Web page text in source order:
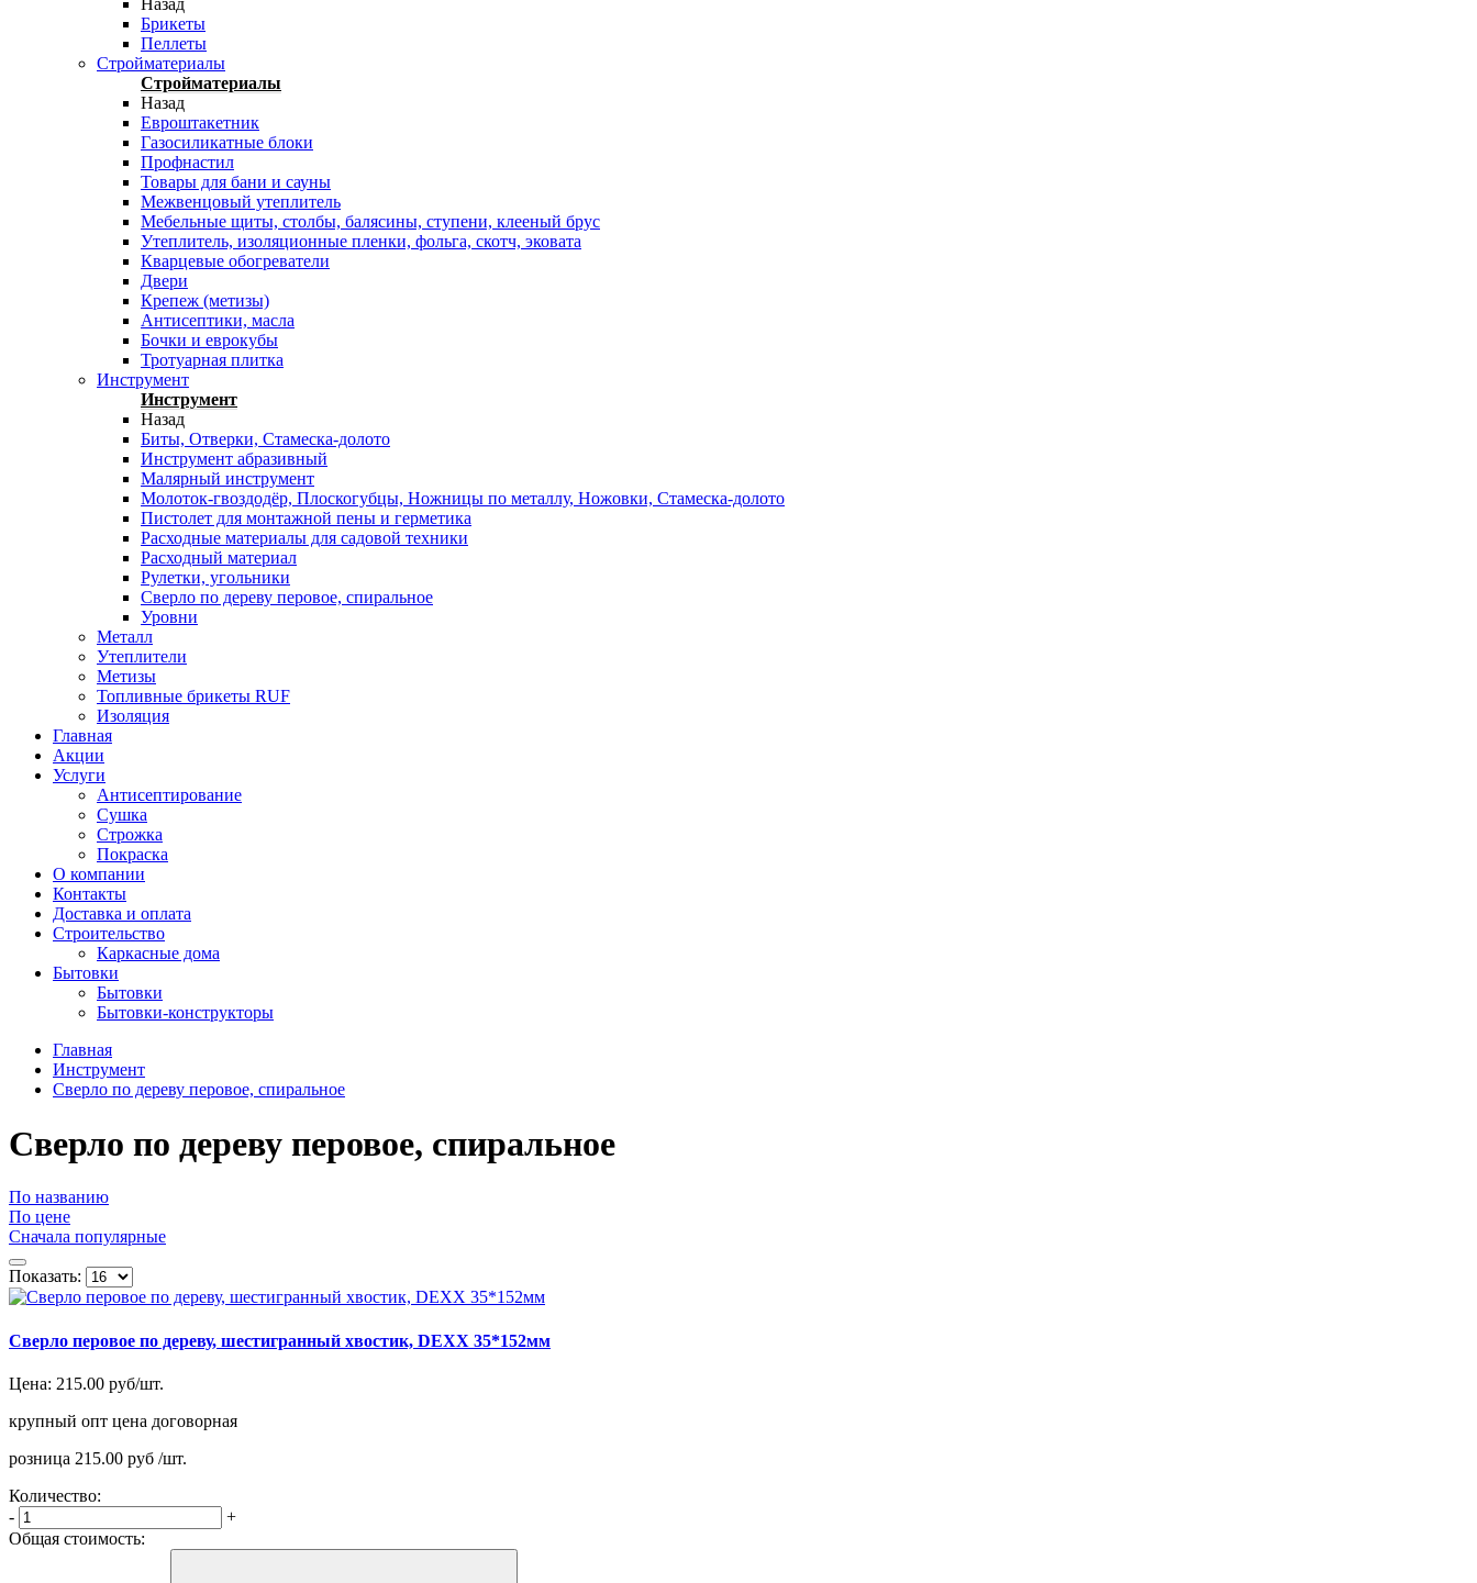
Назад
Брикеты
Пеллеты
Стройматериалы
Стройматериалы
Назад
Евроштакетник
Газосиликатные блоки
Профнастил
Товары для бани и сауны
Межвенцовый утеплитель
Мебельные щиты, столбы, балясины, ступени, клееный брус
Утеплитель, изоляционные пленки, фольга, скотч, эковата
Кварцевые обогреватели
Двери
Крепеж (метизы)
Антисептики, масла
Бочки и еврокубы
Тротуарная плитка
Инструмент
Инструмент
Назад
Биты, Отверки, Стамеска-долото
Инструмент абразивный
Малярный инструмент
Молоток-гвоздодёр, Плоскогубцы, Ножницы по металлу, Ножовки, Стамеска-долото
Пистолет для монтажной пены и герметика
Расходные материалы для садовой техники
Расходный материал
Рулетки, угольники
Сверло по дереву перовое, спиральное
Уровни
Металл
Утеплители
Метизы
Топливные брикеты RUF
Изоляция
Главная
Акции
Услуги
Антисептирование
Сушка
Строжка
Покраска
О компании
Контакты
Доставка и оплата
Строительство
Каркасные дома
Бытовки
Бытовки
Бытовки-конструкторы
Главная
Инструмент
Сверло по дереву перовое, спиральное
Сверло по дереву перовое, спиральное
По названию
По цене
Сначала популярные
Показать:
Сверло перовое по дереву, шестигранный хвостик, DEXX 35*152мм
Цена: 215.00 руб/шт.
крупный опт цена договорная
розница 215.00 руб /шт.
Количество:
-
+
Общая стоимость: